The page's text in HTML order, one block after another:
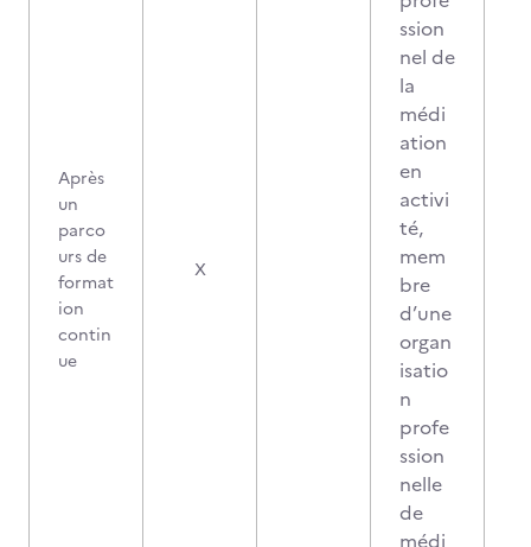
Après
un
parco
urs de
format
ion
contin
ue
X
ssion
nel de
la
médi
ation
en
activi
té,
mem
bre
d’une
organ
isatio
n
profe
ssion
nelle
de
médi